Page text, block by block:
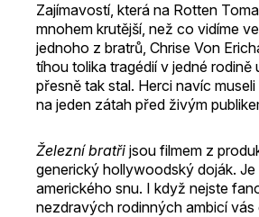
Zajímavostí, která na Rotten
mnohem krutější, než co vidíme
jednoho z bratrů, Chrise Von
tíhou tolika tragédií v jedné
přesně tak stal. Herci navíc
na jeden zátah před živým
Železní bratři jsou filmem z
generický hollywoodský doják.
amerického snu. I když nejste
nezdravých rodinných ambicí